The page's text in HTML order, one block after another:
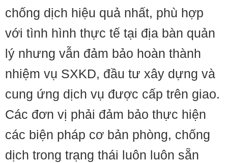
chống dịch hiệu quả nhất, phù hợp
với tình hình thực tế tại địa bàn quản
lý nhưng vẫn đảm bảo hoàn thành
nhiệm vụ SXKD, đầu tư xây dựng và
cung ứng dịch vụ được cấp trên giao.
Các đơn vị phải đảm bảo thực hiện
các biện pháp cơ bản phòng, chống
dịch trong trạng thái luôn luôn sẵn